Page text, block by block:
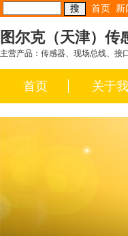
首页 新
图尔克（天津）传
主营产品：传感器、现场总线、接
首页 关于